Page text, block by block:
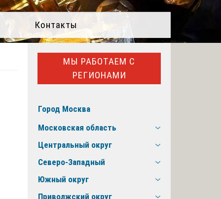
Контакты
МЫ РАБОТАЕМ С
РЕГИОНАМИ
Город Москва
Московская область
Центральный округ
Северо-Западный
Южный округ
Приволжский округ